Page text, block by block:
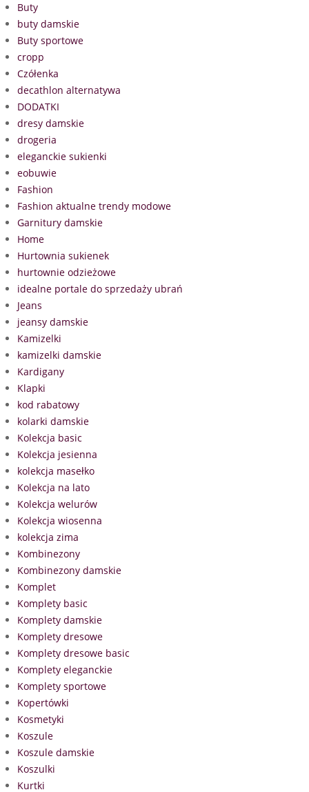
Buty
buty damskie
Buty sportowe
cropp
Czółenka
decathlon alternatywa
DODATKI
dresy damskie
drogeria
eleganckie sukienki
eobuwie
Fashion
Fashion aktualne trendy modowe
Garnitury damskie
Home
Hurtownia sukienek
hurtownie odzieżowe
idealne portale do sprzedaży ubrań
Jeans
jeansy damskie
Kamizelki
kamizelki damskie
Kardigany
Klapki
kod rabatowy
kolarki damskie
Kolekcja basic
Kolekcja jesienna
kolekcja masełko
Kolekcja na lato
Kolekcja welurów
Kolekcja wiosenna
kolekcja zima
Kombinezony
Kombinezony damskie
Komplet
Komplety basic
Komplety damskie
Komplety dresowe
Komplety dresowe basic
Komplety eleganckie
Komplety sportowe
Kopertówki
Kosmetyki
Koszule
Koszule damskie
Koszulki
Kurtki